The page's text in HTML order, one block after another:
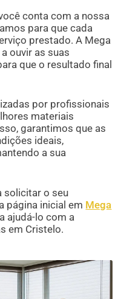
conta com a nossa
para que cada
prestado. A Mega
ouvir as suas
que o resultado final
por profissionais
materiais
garantimos que as
ideais,
a sua
solicitar o seu
página inicial em Mega
ajudá-lo com a
em Cristelo.